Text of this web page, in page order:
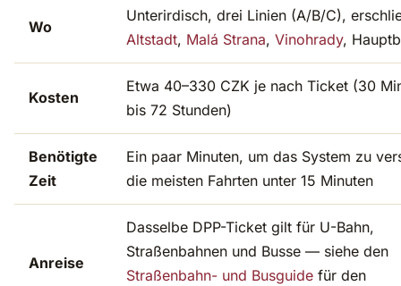
Wo
Unterirdisch, drei Linien (A/B/C),
Altstadt, Malá Strana, Vinohrady,
Kosten
Etwa 40–330 CZK je nach Ticket (30
bis 72 Stunden)
Benötigte
Zeit
Ein paar Minuten, um das System zu
die meisten Fahrten unter 15 Minuten
Anreise
Dasselbe DPP-Ticket gilt für U-Bahn,
Straßenbahnen und Busse — siehe den
Straßenbahn- und Busguide für den